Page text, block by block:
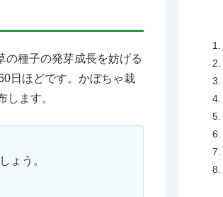
の種子の発芽成長を妨げる
日ほどです。かぼちゃ栽
します。
ょう。